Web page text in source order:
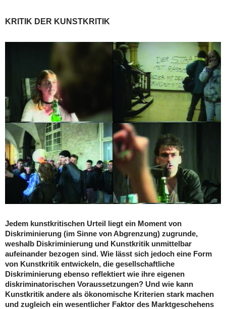
KRITIK DER KUNSTKRITIK
Jedem kunstkritischen Urteil liegt ein Moment von
Diskriminierung (im Sinne von Abgrenzung) zugrunde,
weshalb Diskriminierung und Kunstkritik unmittelbar
aufeinander bezogen sind. Wie lässt sich jedoch eine Form
von Kunstkritik entwickeln, die gesellschaftliche
Diskriminierung ebenso reflektiert wie ihre eigenen
diskriminatorischen Voraussetzungen? Und wie kann
Kunstkritik andere als ökonomische Kriterien stark machen
und zugleich ein wesentlicher Faktor des Marktgeschehens